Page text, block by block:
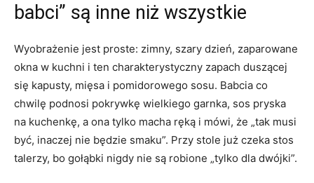
babci” są inne niż wszystkie
Wyobrażenie jest proste: zimny, szary dzień, zaparowane
okna w kuchni i ten charakterystyczny zapach duszącej
się kapusty, mięsa i pomidorowego sosu. Babcia co
chwilę podnosi pokrywkę wielkiego garnka, sos pryska
na kuchenkę, a ona tylko macha ręką i mówi, że „tak musi
być, inaczej nie będzie smaku”. Przy stole już czeka stos
talerzy, bo gołąbki nigdy nie są robione „tylko dla dwójki”.